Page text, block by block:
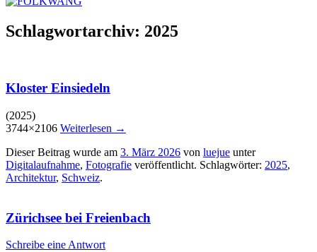
Schlagwortarchiv: 2025
Kloster Einsiedeln
(2025)
3744×2106 Weiterlesen →
Dieser Beitrag wurde am 3. März 2026 von luejue unter
Digitalaufnahme, Fotografie veröffentlicht. Schlagwörter: 2025,
Architektur, Schweiz.
Zürichsee bei Freienbach
Schreibe eine Antwort